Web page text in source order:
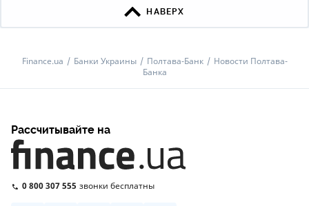
НАВЕРХ
Finance.ua Банки Украины Полтава-Банк
Новости Полтава-
Банка
Рассчитывайте на
0 800 307 555 звонки бесплатны